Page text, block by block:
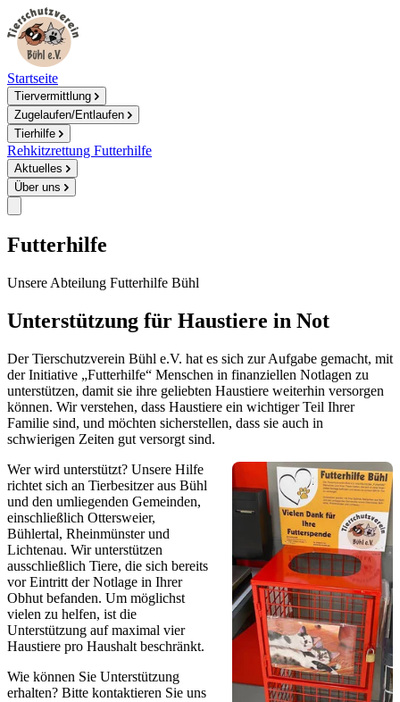
Startseite
Tiervermittlung
Zugelaufen/Entlaufen
Tierhilfe
Rehkitzrettung Futterhilfe
Aktuelles
Über uns
Futterhilfe
Unsere Abteilung Futterhilfe Bühl
Unterstützung für Haustiere in Not
Der Tierschutzverein Bühl e.V. hat es sich zur Aufgabe gemacht, mit
der Initiative „Futterhilfe“ Menschen in finanziellen Notlagen zu
unterstützen, damit sie ihre geliebten Haustiere weiterhin versorgen
können. Wir verstehen, dass Haustiere ein wichtiger Teil Ihrer
Familie sind, und möchten sicherstellen, dass sie auch in
schwierigen Zeiten gut versorgt sind.
Wer wird unterstützt? Unsere Hilfe
richtet sich an Tierbesitzer aus Bühl
und den umliegenden Gemeinden,
einschließlich Ottersweier,
Bühlertal, Rheinmünster und
Lichtenau. Wir unterstützen
ausschließlich Tiere, die sich bereits
vor Eintritt der Notlage in Ihrer
Obhut befanden. Um möglichst
vielen zu helfen, ist die
Unterstützung auf maximal vier
Haustiere pro Haushalt beschränkt.
Wie können Sie Unterstützung
erhalten? Bitte kontaktieren Sie uns